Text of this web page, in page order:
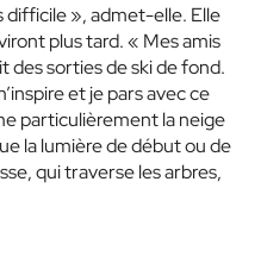
difficile », admet-elle. Elle
plus tard. « Mes amis
des sorties de ski de fond.
et je pars avec ce
particulièrement la neige
la lumière de début ou de
qui traverse les arbres,